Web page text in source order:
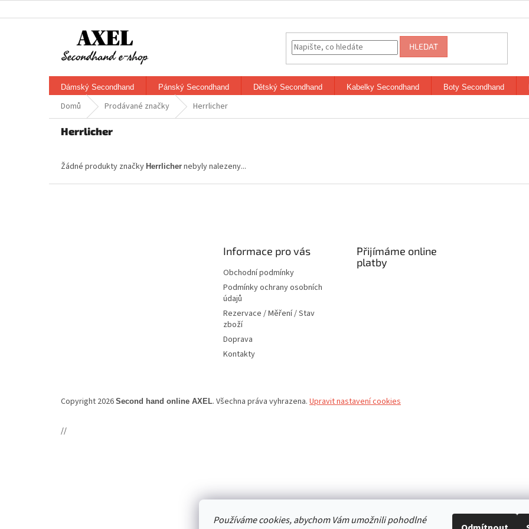
Používáme cookies, abychom Vám umožnili pohodlné
na
HLEDAT
Dámský Secondhand Pánský Secondhand Dětský Secondhand Kabelky Secondhand Boty Secondhand
Domů Prodávané značky Herrlicher
Herrlicher
Žádné produkty značky Herrlicher nebyly nalezeny...
Informace pro vás
Obchodní podmínky
Podmínky ochrany osobních
údajů
Rezervace / Měření / Stav
zboží
Doprava
Kontakty
Přijímáme online
platby
Copyright 2026 Second hand online AXEL. Všechna práva vyhrazena. Upravit nastavení cookies
//